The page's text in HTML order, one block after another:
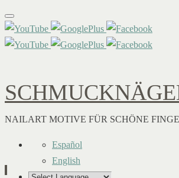
NAILART MOTIVE FÜR SCHÖNE
Español
English